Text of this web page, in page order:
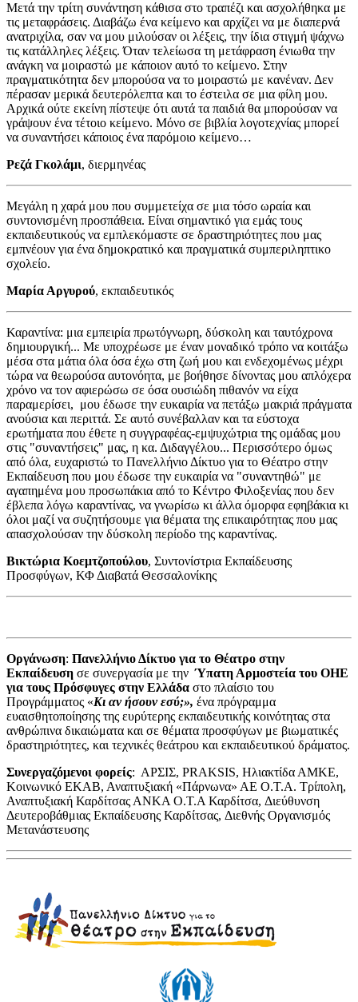
Μετά την τρίτη συνάντηση κάθισα στο τραπέζι και ασχολήθηκα με
τις μεταφράσεις. Διαβάζω ένα κείμενο και αρχίζει να με διαπερνά
ανατριχίλα, σαν να μου μιλούσαν οι λέξεις, την ίδια στιγμή ψάχνω
τις κατάλληλες λέξεις. Όταν τελείωσα τη μετάφραση ένιωθα την
ανάγκη να μοιραστώ με κάποιον αυτό το κείμενο. Στην
πραγματικότητα δεν μπορούσα να το μοιραστώ με κανέναν. Δεν
πέρασαν μερικά δευτερόλεπτα και το έστειλα σε μια φίλη μου.
Αρχικά ούτε εκείνη πίστεψε ότι αυτά τα παιδιά θα μπορούσαν να
γράψουν ένα τέτοιο κείμενο. Μόνο σε βιβλία λογοτεχνίας μπορεί
να συναντήσει κάποιος ένα παρόμοιο κείμενο…
Ρεζά Γκολάμι, διερμηνέας
Μεγάλη η χαρά μου που συμμετείχα σε μια τόσο ωραία και
συντονισμένη προσπάθεια. Είναι σημαντικό για εμάς τους
εκπαιδευτικούς να εμπλεκόμαστε σε δραστηριότητες που μας
εμπνέουν για ένα δημοκρατικό και πραγματικά συμπεριληπτικο
σχολείο.
Μαρία Αργυρού, εκπαιδευτικός
Καραντίνα: μια εμπειρία πρωτόγνωρη, δύσκολη και ταυτόχρονα
δημιουργική... Με υποχρέωσε με έναν μοναδικό τρόπο να κοιτάξω
μέσα στα μάτια όλα όσα έχω στη ζωή μου και ενδεχομένως μέχρι
τώρα να θεωρούσα αυτονόητα, με βοήθησε δίνοντας μου απλόχερα
χρόνο να τον αφιερώσω σε όσα ουσιώδη πιθανόν να είχα
παραμερίσει, μου έδωσε την ευκαιρία να πετάξω μακριά πράγματα
ανούσια και περιττά. Σε αυτό συνέβαλλαν και τα εύστοχα
ερωτήματα που έθετε η συγγραφέας-εμψυχώτρια της ομάδας μου
στις "συναντήσεις" μας, η κα. Διδαγγέλου... Περισσότερο όμως
από όλα, ευχαριστώ το Πανελλήνιο Δίκτυο για το Θέατρο στην
Εκπαίδευση που μου έδωσε την ευκαιρία να "συναντηθώ" με
αγαπημένα μου προσωπάκια από το Κέντρο Φιλοξενίας που δεν
έβλεπα λόγω καραντίνας, να γνωρίσω κι άλλα όμορφα εφηβάκια κι
όλοι μαζί να συζητήσουμε για θέματα της επικαιρότητας που μας
απασχολούσαν την δύσκολη περίοδο της καραντίνας.
Βικτώρια Κοεμτζοπούλου, Συντονίστρια Εκπαίδευσης
Προσφύγων, ΚΦ Διαβατά Θεσσαλονίκης
Οργάνωση: Πανελλήνιο Δίκτυο για το Θέατρο στην
Εκπαίδευση σε συνεργασία με τηνΎπατη Αρμοστεία του ΟΗΕ
για τους Πρόσφυγες στην Ελλάδα στο πλαίσιο του
Προγράμματος «Κι αν ήσουν εσύ;», ένα πρόγραμμα
ευαισθητοποίησης της ευρύτερης εκπαιδευτικής κοινότητας στα
ανθρώπινα δικαιώματα και σε θέματα προσφύγων με βιωματικές
δραστηριότητες, και τεχνικές θεάτρου και εκπαιδευτικού δράματος.
Συνεργαζόμενοι φορείς: ΑΡΣΙΣ, PRAKSIS, Ηλιακτίδα ΑΜΚΕ,
Κοινωνικό ΕΚΑΒ, Αναπτυξιακή «Πάρνωνα» ΑΕ Ο.Τ.Α. Τρίπολη,
Αναπτυξιακή Καρδίτσας ΑΝΚΑ Ο.Τ.Α Καρδίτσα, Διεύθυνση
Δευτεροβάθμιας Εκπαίδευσης Καρδίτσας, Διεθνής Οργανισμός
Μετανάστευσης